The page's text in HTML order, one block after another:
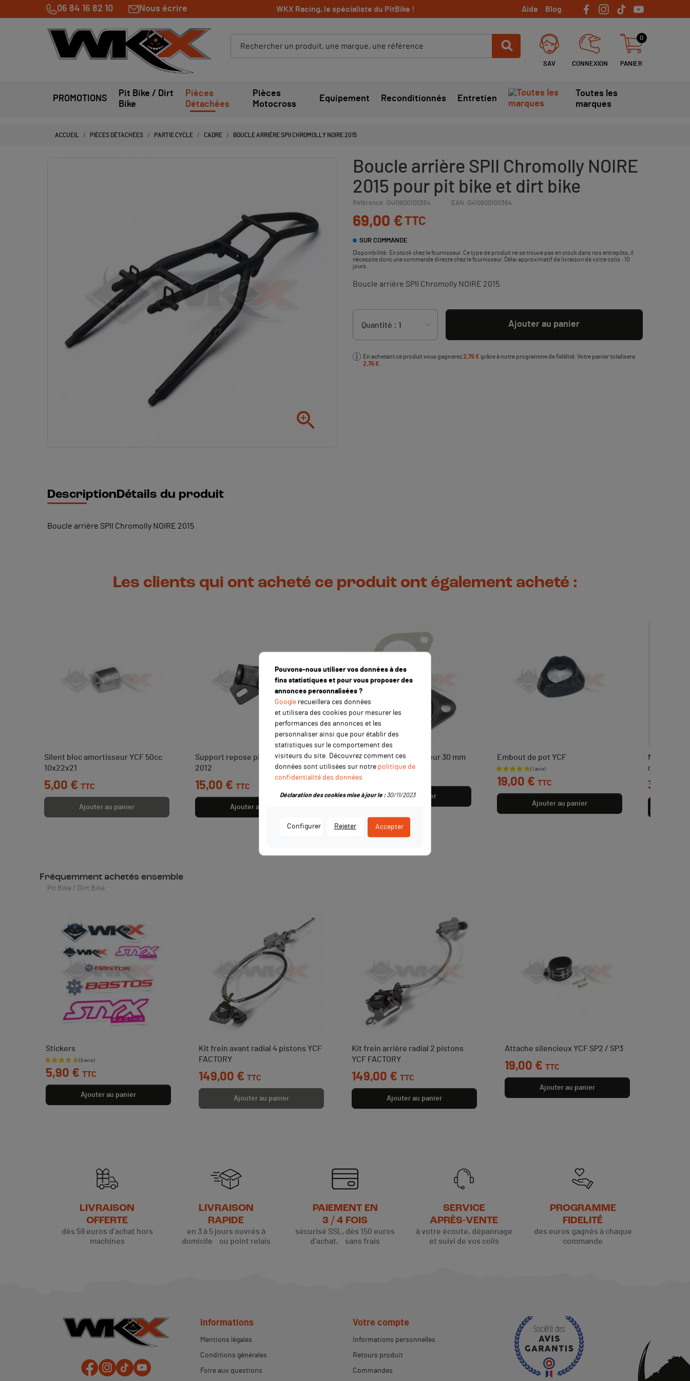
06 84 16 82 10 Nous écrire WKX Racing, le spécialiste du PitBike ! Aide Blog
SAV CONNEXION PANIER
0
PROMOTIONS
Pit Bike / Dirt
Bike
Pièces
Détachées
Pièces
Motocross
Equipement Reconditionnés Entretien
Toutes les
marques
ACCUEIL PIÈCES DÉTACHÉES PARTIE CYCLE CADRE BOUCLE ARRIÈRE SPII CHROMOLLY NOIRE 2015

Boucle arrière SPII Chromolly NOIRE
2015 pour pit bike et dirt bike
Référence :0410900100364 EAN :0410900100364
69,00 €TTC
SUR COMMANDE
Disponibilité: En stock chez le fournisseur. Ce type de produit ne se trouve pas en stock dans nos entrepôts, il
nécessite donc une commande directe chez le fournisseur. Délai approximatif de livraison de votre colis : 10
jours.
Boucle arrière SPII Chromolly NOIRE 2015
Ajouter au panier
En achetant ce produit vous gagnerez2,76 € grâce à notre programme de fidélité. Votre panier totalisera
2,76 €
DescriptionDétails du produit
Boucle arrière SPII Chromolly NOIRE 2015
Les clients qui ont acheté ce produit ont également acheté :
Silent bloc amortisseur YCF 50cc
10x22x21
Prix
5,00 € TTC
Ajouter au panier
Support repose pied noir gauche
2012
Prix
15,00 € TTC
Ajouter au panier
Kit joints pipe carburateur 30 mm
Prix
4,90 €
Ajouter au panier
Embout de pot YCF
Prix
19,00 € TTC
Ajouter au panier
Moteur
mort
Prix
399,00
Fréquemment achetés ensemble
Pit Bike / Dirt Bike
Stickers
Prix
5,90 € TTC
Ajouter au panier
Kit frein avant radial 4 pistons YCF
FACTORY
Prix
149,00 € TTC
Ajouter au panier
Kit frein arrière radial 2 pistons
YCF FACTORY
Prix
149,00 € TTC
Ajouter au panier
Attache silencieux YCF SP2 / SP3
Prix
19,00 € TTC
Ajouter au panier
LIVRAISON
OFFERTE
dès 59 euros d’achat hors
machines
LIVRAISON
RAPIDE
en 3 à 5 jours ouvrés à
domicile ou point relais
PAIEMENT EN
3 / 4 FOIS
sécurisé SSL, dès 150 euros
d’achat, sans frais
SERVICE
APRÈS-VENTE
à votre écoute, dépannage
et suivi de vos colis
PROGRAMME
FIDELITÉ
des euros gagnés à chaque
commande
Informations
Mentions légales
Conditions générales
Foire aux questions
Votre compte
Informations personnelles
Retours produit
Commandes
Pouvons-nous utiliser vos données à des
fins statistiques et pour vous proposer des
annonces personnalisées ?
Google recueillera ces données
et utilisera des cookies pour mesurer les
performances des annonces et les
personnaliser ainsi que pour établir des
statistiques sur le comportement des
visiteurs du site. Découvrez comment ces
données sont utilisées sur notre politique de
confidentialité des données
Configurer Rejeter Accepter
Déclaration des cookies mise à jour le :30/11/2023